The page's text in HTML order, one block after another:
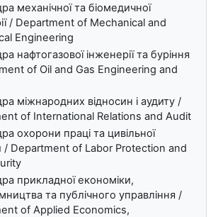
механічної та біомедичної
/ Department of Mechanical and
Engineering
нафтогазової інженерії та буріння
of Oil and Gas Engineering and
міжнародних відносин і аудиту /
of International Relations and Audit
охорони праці та цивільної
/ Department of Labor Protection and
прикладної економіки,
та публічного управління /
of Applied Economics,